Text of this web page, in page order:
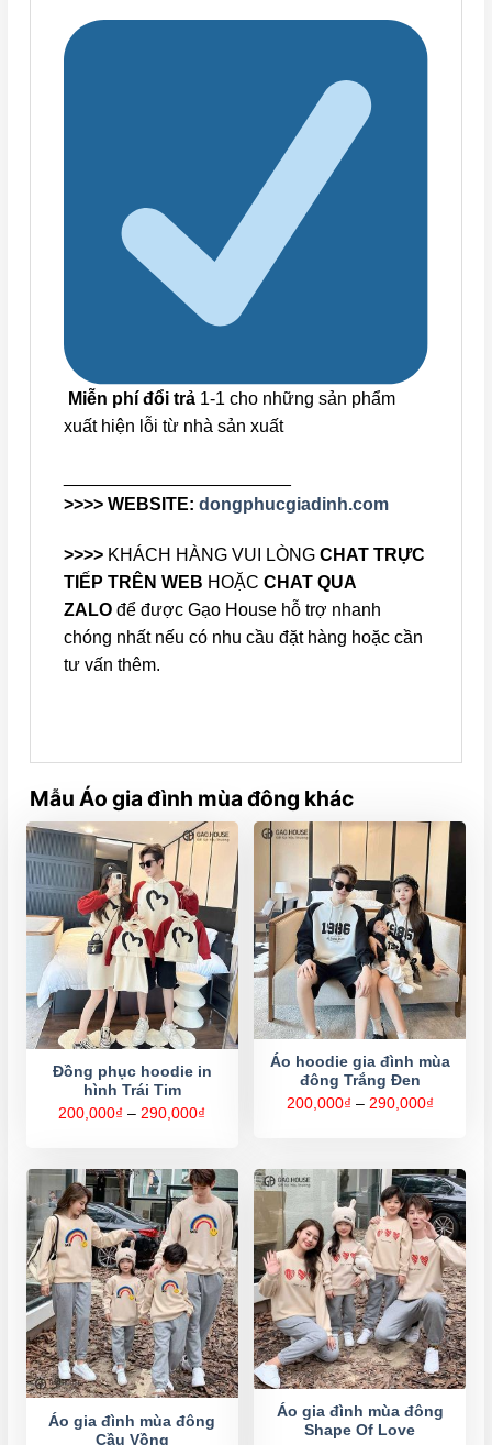
Miễn phí đổi trả 1-1 cho những sản phẩm
xuất hiện lỗi từ nhà sản xuất
>>>> WEBSITE: dongphucgiadinh.com
>>>> KHÁCH HÀNG VUI LÒNG CHAT TRỰC
TIẾP TRÊN WEB HOẶC CHAT QUA
ZALO để được Gạo House hỗ trợ nhanh
chóng nhất nếu có nhu cầu đặt hàng hoặc cần
tư vấn thêm.
Mẫu Áo gia đình mùa đông khác
Đồng phục hoodie in
hình Trái Tim
200,000₫ – 290,000₫
đến
290,000₫
Áo hoodie gia đình mùa
đông Trắng Đen
200,000₫ – 290,000₫Khoảng
Áo gia đình mùa đông
Cầu Vồng
Áo gia đình mùa đông
Shape Of Love